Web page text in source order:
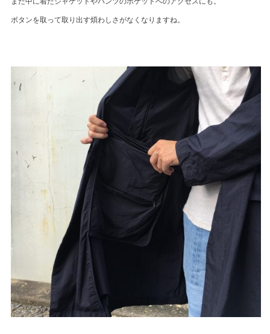
ボタンを取って取り出す煩わしさがなくなりますね。